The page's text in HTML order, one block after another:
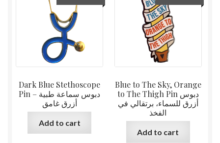
Dark Blue Stethoscope
Pin دبوس سماعة طبية –
أزرق غامق
Add to cart
Blue to The Sky, Orange
to The Thigh Pin دبوس
أزرق للسماء، برتقالي في
الفخذ
Add to cart